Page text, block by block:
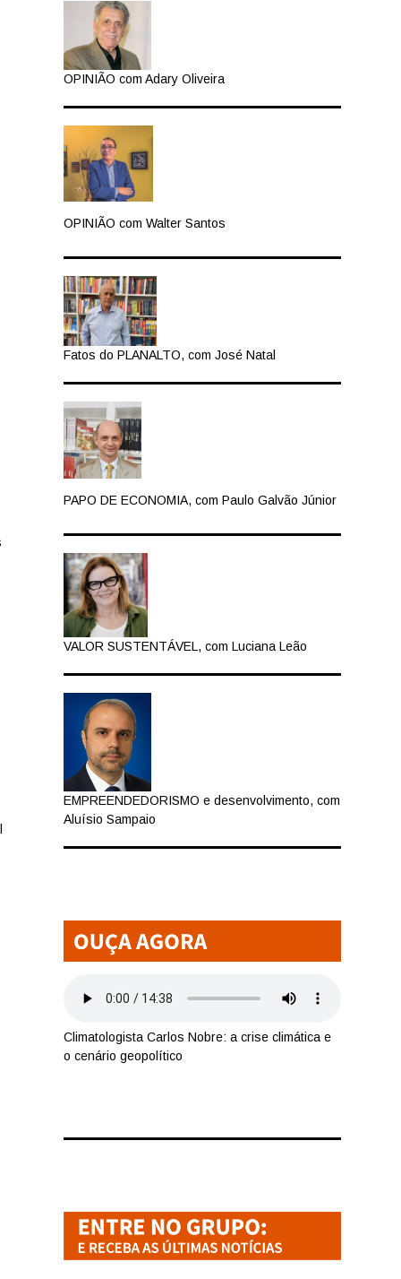
OPINIÃO com Adary Oliveira
OPINIÃO com Walter Santos
Fatos do PLANALTO, com José Natal
PAPO DE ECONOMIA, com Paulo Galvão Júnior
VALOR SUSTENTÁVEL, com Luciana Leão
EMPREENDEDORISMO e desenvolvimento, com
Aluísio Sampaio
Climatologista Carlos Nobre: a crise climática e
o cenário geopolítico